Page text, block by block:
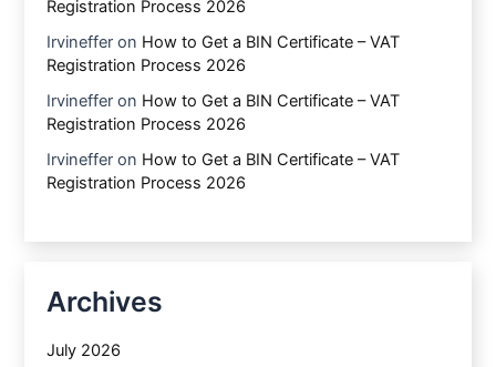
Registration Process 2026
Irvineffer on How to Get a BIN Certificate – VAT
Registration Process 2026
Irvineffer on How to Get a BIN Certificate – VAT
Registration Process 2026
Irvineffer on How to Get a BIN Certificate – VAT
Registration Process 2026
Archives
July 2026